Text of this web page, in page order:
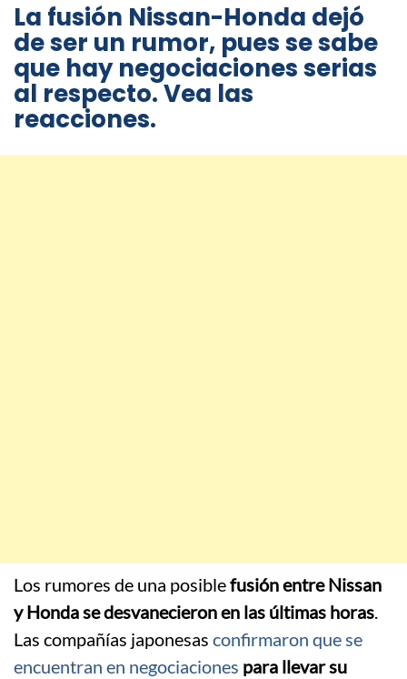
La fusión Nissan-Honda dejó
de ser un rumor, pues se sabe
que hay negociaciones serias
al respecto. Vea las
reacciones.
Los rumores de una posiblefusión entre Nissan
y Honda se desvanecieron en las últimas horas.
Las compañías japonesas confirmaron que se
encuentran en negociaciones para llevar su